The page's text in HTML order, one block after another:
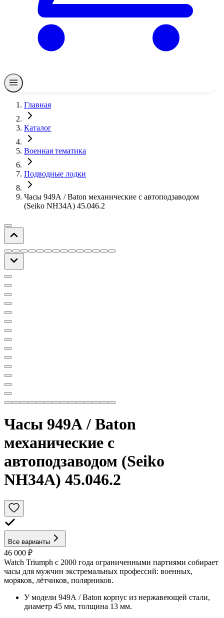
Главная
Каталог
Военная тематика
Подводные лодки
Часы 949А / Baton механические с автоподзаводом
(Seiko NH34A) 45.046.2
Часы 949А / Baton
механические с
автоподзаводом (Seiko
NH34A) 45.046.2
Все варианты
46 000 ₽
Watch Triumph с 2000 года ограниченными партиями собирает
часы для мужчин экстремальных профессий: военных,
моряков, лётчиков, полярников.
У модели 949А / Baton корпус из нержавеющей стали,
диаметр 45 мм, толщина 13 мм.